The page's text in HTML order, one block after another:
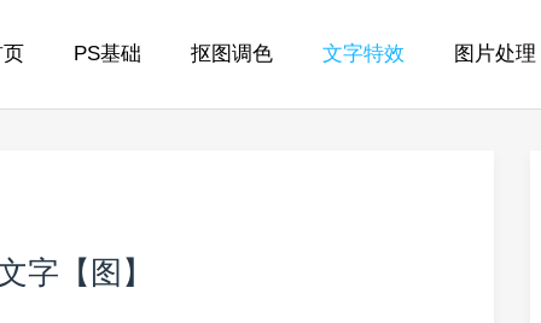
PS基础 抠图调色 文字特效 图片处理
字【图】